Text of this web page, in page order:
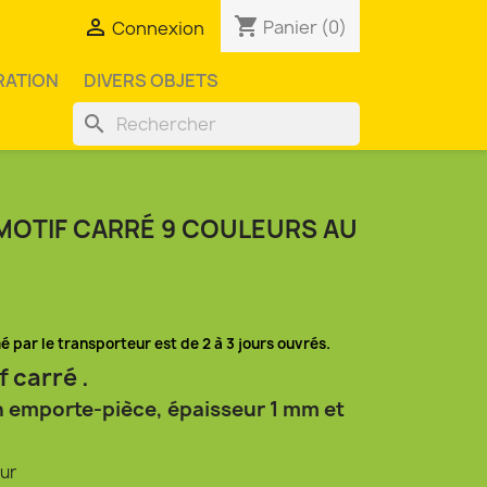
 Connexion shopping_cart Panier (0)
DIVERS OBJETS
search
CARRÉ 9 COULEURS AU
par le transporteur est de 2 à 3 jours ouvrés.
carré .
emporte-pièce, épaisseur 1 mm et